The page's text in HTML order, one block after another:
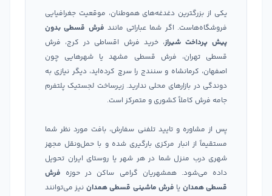
یکی از بزرگترین دغدغه‌های هموطنان، موقعیت جغرافیایی
فروشگاه‌هاست. اگر شما عباراتی مانند فرش قسطی بدون
پیش پرداخت شیراز، خرید فرش اقساطی در کرج، فرش
قسطی تهران، فرش قسطی مشهد یا شهرهایی چون
اصفهان، کرمانشاه و سنندج را سرچ کرده‌اید، دیگر نیازی به
دوندگی در بازارهای محلی ندارید. زیرساخت لجستیک پلتفرم
جامه فرش کاملاً کشوری و متمرکز است.
پس از مشاوره و تایید تلفنی سفارش، بافت مورد نظر شما
مستقیماً از انبار مرکزی بارگیری شده و با حمل‌ونقل مجهز
شهری درب منزل شما در هر شهر یا روستای ایران تحویل
داده می‌شود. همشهریان گرامی ساکن در حوزه فرش
قسطی همدان یا فرش ماشینی قسطی همدان نیز می‌توانند